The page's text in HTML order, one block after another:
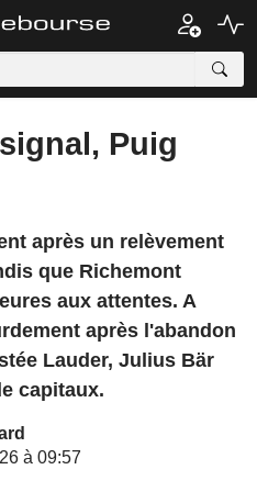
Puig
après un relèvement
que Richemont
aux attentes. A
après l'abandon
Lauder, Julius Bär
capitaux.
à 09:57